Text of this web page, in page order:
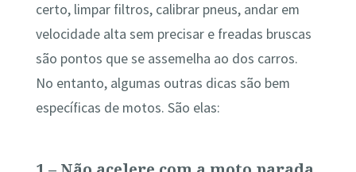
certo, limpar filtros, calibrar pneus, andar em
velocidade alta sem precisar e freadas bruscas
são pontos que se assemelha ao dos carros.
No entanto, algumas outras dicas são bem
específicas de motos. São elas: